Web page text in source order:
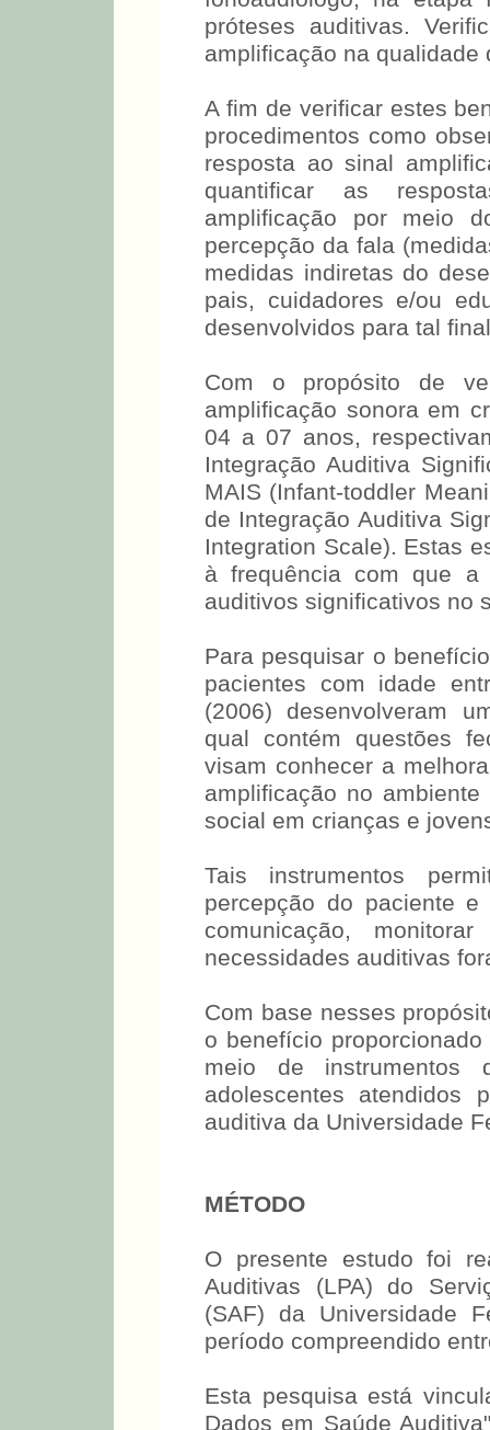
próteses auditivas.
amplificação na qualidade
A fim de verificar estes
procedimentos como
resposta ao sinal
quantificar as
amplificação por meio
percepção da fala
medidas indiretas do
pais, cuidadores e/ou
desenvolvidos para tal
Com o propósito de
amplificação sonora em
04 a 07 anos,
Integração Auditiva
MAIS (Infant-toddler
de Integração Auditiva
Integration Scale). Estas
à frequência com que a
auditivos significativos no
Para pesquisar o
pacientes com idade
(2006) desenvolveram
qual contém questões
visam conhecer a
amplificação no
social em crianças e
Tais instrumentos
percepção do paciente
comunicação,
necessidades auditivas
Com base nesses
o benefício
meio de instrumentos
adolescentes atendidos
auditiva da Universidade
MÉTODO
O presente estudo foi
Auditivas (LPA) do
(SAF) da Universidade
período compreendido
Esta pesquisa está
Dados em Saúde